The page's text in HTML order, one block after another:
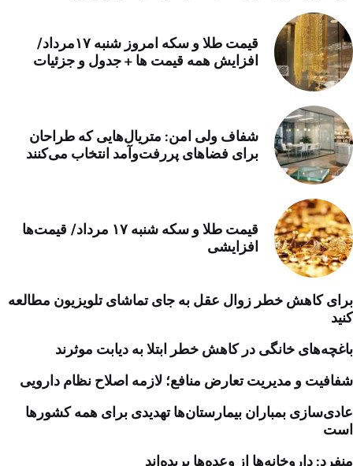
قیمت طلا و سکه امروز شنبه ۱۷مرداد/
افزایش همه قیمت ها + جدول و جزئیات
شفاف ولی امن: متریال‌هایی که طراحان
برای فضاهای پررفت‌وآمد انتخاب می‌کنند
قیمت طلا و سکه شنبه ۱۷ مرداد/ قیمت‌ها
افزایشی
برای کاهش خطر زوال عقل به جای تماشای تلویزیون مطالعه
کنید
باغچه‌های خانگی در کاهش خطر ابتلا به دیابت موثرند
شفافیت و مدیریت تعارض منافع؛ لازمه اصلاح نظام دارویی
عادی‌سازی بمباران بیمارستان‌ها تهدیدی برای همه کشورها
است
منفرد: داروخانه‌ها از وعده‌ها بریده‌اند